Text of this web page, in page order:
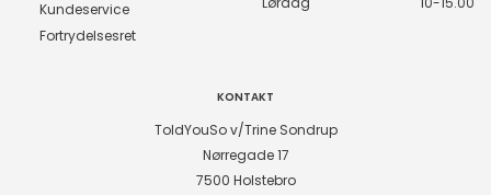
Kundeservice
Fortrydelsesret
KONTAKT
ToldYouSo v/Trine Sondrup
Nørregade 17
7500 Holstebro